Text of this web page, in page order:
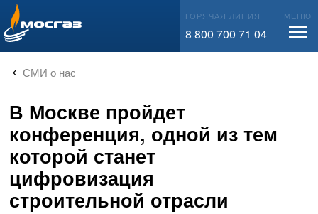
info@mos-gaz.ru ГОРЯЧАЯ ЛИНИЯ
8 800 700 71 04
МЕНЮ
СМИ о нас
В Москве пройдет
конференция, одной из тем
которой станет
цифровизация
строительной отрасли